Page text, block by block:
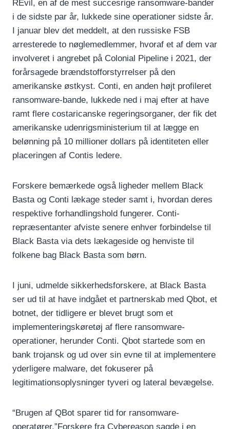
REvil, en af de mest succesrige ransomware-bander
i de sidste par år, lukkede sine operationer sidste år.
I januar blev det meddelt, at den russiske FSB
arresterede to nøglemedlemmer, hvoraf et af dem var
involveret i angrebet på Colonial Pipeline i 2021, der
forårsagede brændstofforstyrrelser på den
amerikanske østkyst. Conti, en anden højt profileret
ransomware-bande, lukkede ned i maj efter at have
ramt flere costaricanske regeringsorganer, der fik det
amerikanske udenrigsministerium til at lægge en
belønning på 10 millioner dollars på identiteten eller
placeringen af Contis ledere.
Forskere bemærkede også ligheder mellem Black
Basta og Conti lækage steder samt i, hvordan deres
respektive forhandlingshold fungerer. Conti-
repræsentanter afviste senere enhver forbindelse til
Black Basta via dets lækageside og henviste til
folkene bag Black Basta som børn.
I juni, udmelde sikkerhedsforskere, at Black Basta
ser ud til at have indgået et partnerskab med Qbot, et
botnet, der tidligere er blevet brugt som et
implementeringskøretøj af flere ransomware-
operationer, herunder Conti. Qbot startede som en
bank trojansk og ud over sin evne til at implementere
yderligere malware, det fokuserer på
legitimationsoplysninger tyveri og lateral bevægelse.
“Brugen af QBot sparer tid for ransomware-
operatører,”Forskere fra Cybereason sagde i en